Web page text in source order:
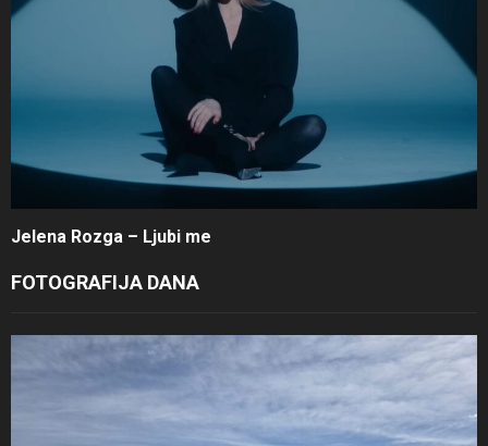
Jelena Rozga – Ljubi me
FOTOGRAFIJA DANA